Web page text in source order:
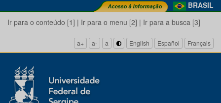
BRASIL
Ir para o conteúdo [1] | Ir para o menu [2] | Ir para a busca [3]
a+ a- a English Español Français